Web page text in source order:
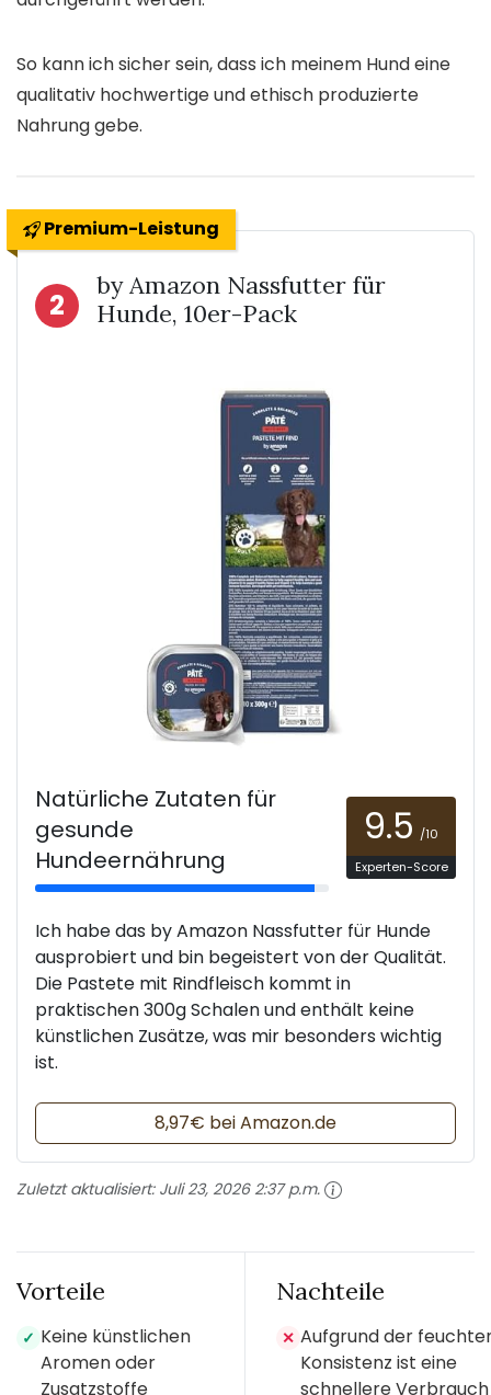
So kann ich sicher sein, dass ich meinem Hund eine
qualitativ hochwertige und ethisch produzierte
Nahrung gebe.
Premium-Leistung
2
by Amazon Nassfutter für
Hunde, 10er-Pack
Natürliche Zutaten für
gesunde
Hundeernährung
9.5 /10
Experten-Score
Ich habe das by Amazon Nassfutter für Hunde
ausprobiert und bin begeistert von der Qualität.
Die Pastete mit Rindfleisch kommt in
praktischen 300g Schalen und enthält keine
künstlichen Zusätze, was mir besonders wichtig
ist.
8,97€ bei Amazon.de
Zuletzt aktualisiert: Juli 23, 2026 2:37 p.m.
Vorteile
✓ Keine künstlichen
Aromen oder
Zusatzstoffe
Nachteile
✕ Aufgrund der
Konsistenz ist eine
schnellere Verbrauch